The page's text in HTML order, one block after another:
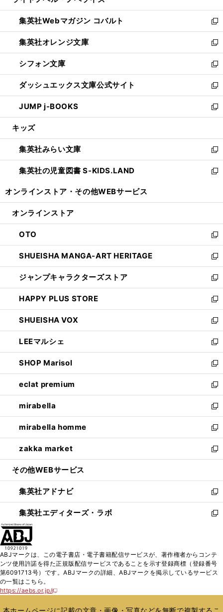
開
く
ウ
で
開
く
ン
ド
ウ
で
開
く
ウ
ィ
ン
ド
ウ
で
開
く
集英社Webマガジン コバルト
新
し
い
ウ
ィ
ン
ド
ウ
で
開
集英社オレンジ文庫
新
し
い
ウ
ィ
ン
ド
ウ
開
く
シフォン文庫
新
し
い
ウ
ィ
ン
ウ
で
開
く
ダッシュエックス文庫公式サイト
新
し
い
ウ
ン
ド
ウ
で
JUMP j-BOOKS
新
し
ウ
ィ
ン
ド
開
キッズ
集英社みらい文庫
新
し
い
ン
ウ
で
開
く
集英社の児童図書 S-KIDS.LAND
新
ウ
ン
ド
ウ
で
開
く
オンラインストア・ その他WEBサービス
オンラインストア
OTO
新
し
い
ウ
ィ
ン
ド
ウ
で
開
く
SHUEISHA MANGA-ART HERITAGE
新
し
い
ウ
ィ
ン
ド
ウ
で
開
く
ジャンプキャラクターズストア
新
し
い
ウ
ィ
ン
ド
ウ
で
開
く
HAPPY PLUS STORE
新
し
い
ウ
ィ
ン
ド
ウ
で
開
く
SHUEISHA VOX
新
し
い
ウ
ィ
ン
ド
ウ
で
開
く
LEEマルシェ
新
し
い
ウ
ィ
ン
ド
ウ
で
開
く
SHOP Marisol
新
し
い
ウ
ィ
ン
ド
ウ
で
開
eclat premium
新
し
い
ウ
ィ
ン
ド
ウ
開
く
mirabella
新
し
い
ウ
ィ
ン
ウ
で
開
く
mirabella homme
新
し
い
ウ
ン
ド
ウ
で
zakka market
新
し
ウ
ィ
ン
ド
く
その他WEBサービス
集英社アドナビ
新
し
い
ド
ウ
で
集英社エディターズ・ラボ
新
ィ
ン
ド
開
ABJマークは、この電子書店・電子書籍配信サービスが、著作権者からコンテ
ンツ使用許諾を得た正規版配信サービスであることを示す登録商標（登録番号
第6091713号）です。ABJマークの詳細、ABJマークを掲示しているサービス
の一覧はこちら。
https://aebs.or.jp/
新
い
本ホームページに記載の文章・画像・写真などを無断で複製するこ